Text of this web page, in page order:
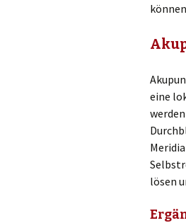
eine
lösen